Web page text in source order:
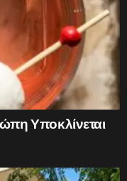
Υποκλίνεται